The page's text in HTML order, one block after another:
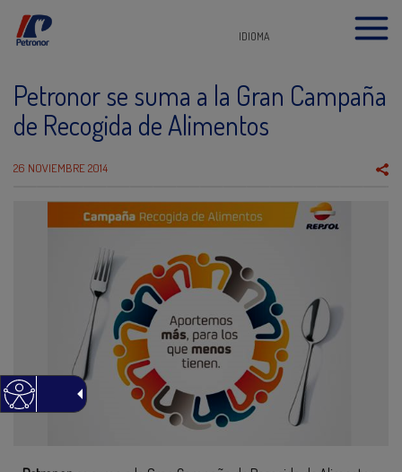
IDIOMA
Petronor se suma a la Gran Campaña
de Recogida de Alimentos
26 NOVIEMBRE 2014